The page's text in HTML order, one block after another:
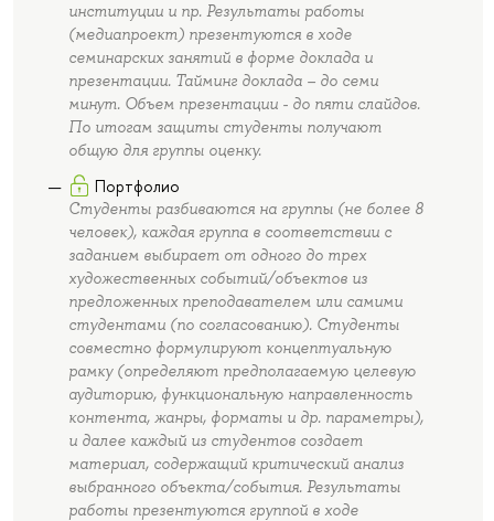
институции и пр. Результаты работы
(медиапроект) презентуются в ходе
семинарских занятий в форме доклада и
презентации. Тайминг доклада – до семи
минут. Объем презентации - до пяти слайдов.
По итогам защиты студенты получают
общую для группы оценку.
Портфолио
Студенты разбиваются на группы (не более 8
человек), каждая группа в соответствии с
заданием выбирает от одного до трех
художественных событий/объектов из
предложенных преподавателем или самими
студентами (по согласованию). Студенты
совместно формулируют концептуальную
рамку (определяют предполагаемую целевую
аудиторию, функциональную направленность
контента, жанры, форматы и др. параметры),
и далее каждый из студентов создает
материал, содержащий критический анализ
выбранного объекта/события. Результаты
работы презентуются группой в ходе